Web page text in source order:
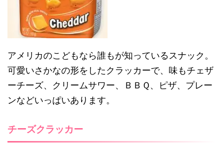
アメリカのこどもなら誰もが知っているスナック。
可愛いさかなの形をしたクラッカーで、味もチェザ
ーチーズ、クリームサワー、ＢＢＱ、ピザ、プレー
ンなどいっぱいあります。
チーズクラッカー